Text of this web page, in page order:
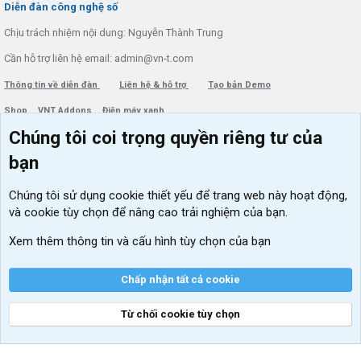
Diễn đàn công nghệ số
Chịu trách nhiệm nội dung: Nguyễn Thành Trung
Cần hỗ trợ liên hệ email: admin@vn-t.com
Thông tin về diễn đàn Liên hệ & hỗ trợ Tạo bản Demo
Shop VNT Addons Điện máy xanh
Menu thành viên
Đăng nhập
Diễn đàn
Kích hoạt Windows/ Office miễn phí
VIP add-ons Xenforo
Khuyến mãi và tài trợ
Chúng tôi coi trọng quyền riêng tư của
bạn
Chúng tôi sử dụng cookie thiết yếu để trang web này hoạt động,
và cookie tùy chọn để nâng cao trải nghiệm của bạn.
Xem thêm thông tin và cấu hình tùy chọn của bạn
Chấp nhận tất cả cookie
Từ chối cookie tùy chọn